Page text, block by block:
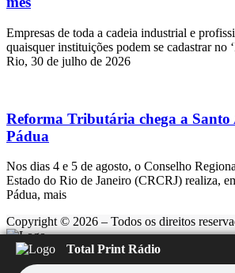
Empresas de toda a cadeia industrial e
quaisquer instituições podem se cadastrar no
Rio, 30 de julho de 2026
Reforma Tributária chega a Santo
Pádua
Nos dias 4 e 5 de agosto, o Conselho
Estado do Rio de Janeiro (CRCRJ) realiza,
Pádua, mais
Copyright © 2026 – Todos os direitos
Total Print Rádio
Rádio Feliz
Carregando...